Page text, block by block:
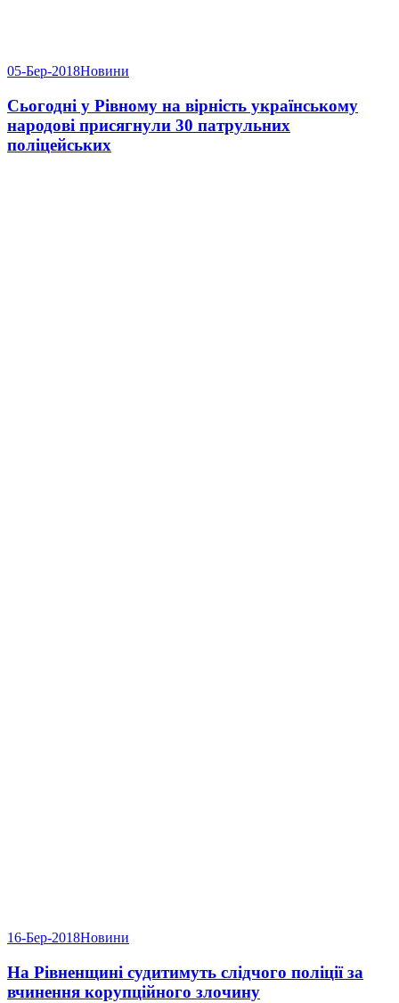
05-Бер-2018Новини
Сьогодні у Рівному на вірність українському
народові присягнули 30 патрульних
поліцейських
16-Бер-2018Новини
На Рівненщині судитимуть слідчого поліції за
вчинення корупційного злочину